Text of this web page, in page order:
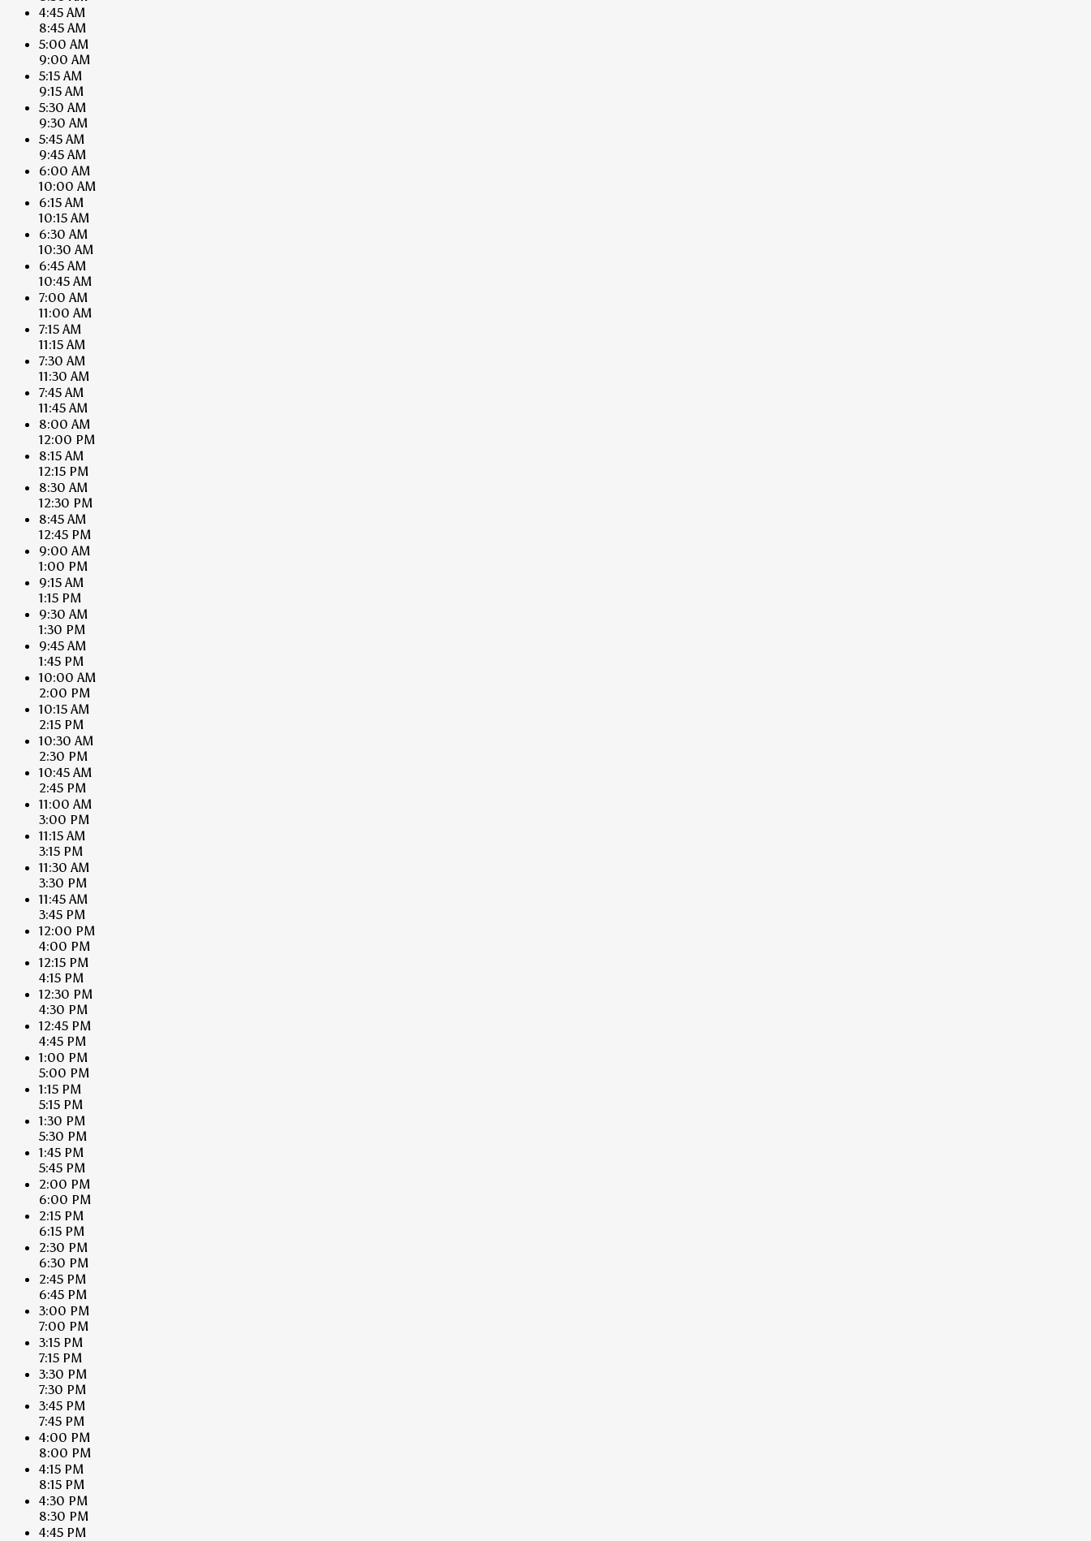
4:45 AM
8:45 AM
5:00 AM
9:00 AM
5:15 AM
9:15 AM
5:30 AM
9:30 AM
5:45 AM
9:45 AM
6:00 AM
10:00 AM
6:15 AM
10:15 AM
6:30 AM
10:30 AM
6:45 AM
10:45 AM
7:00 AM
11:00 AM
7:15 AM
11:15 AM
7:30 AM
11:30 AM
7:45 AM
11:45 AM
8:00 AM
12:00 PM
8:15 AM
12:15 PM
8:30 AM
12:30 PM
8:45 AM
12:45 PM
9:00 AM
1:00 PM
9:15 AM
1:15 PM
9:30 AM
1:30 PM
9:45 AM
1:45 PM
10:00 AM
2:00 PM
10:15 AM
2:15 PM
10:30 AM
2:30 PM
10:45 AM
2:45 PM
11:00 AM
3:00 PM
11:15 AM
3:15 PM
11:30 AM
3:30 PM
11:45 AM
3:45 PM
12:00 PM
4:00 PM
12:15 PM
4:15 PM
12:30 PM
4:30 PM
12:45 PM
4:45 PM
1:00 PM
5:00 PM
1:15 PM
5:15 PM
1:30 PM
5:30 PM
1:45 PM
5:45 PM
2:00 PM
6:00 PM
2:15 PM
6:15 PM
2:30 PM
6:30 PM
2:45 PM
6:45 PM
3:00 PM
7:00 PM
3:15 PM
7:15 PM
3:30 PM
7:30 PM
3:45 PM
7:45 PM
4:00 PM
8:00 PM
4:15 PM
8:15 PM
4:30 PM
8:30 PM
4:45 PM